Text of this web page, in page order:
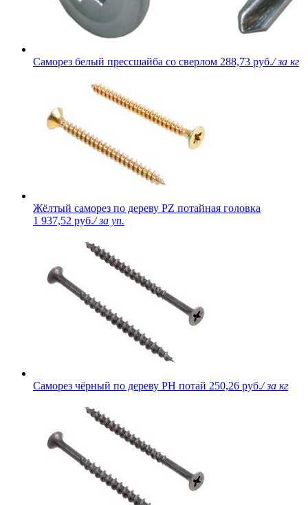
Саморез белый прессшайба со сверлом 288,73 руб./ за кг
Жёлтый саморез по дереву PZ потайная головка
1 937,52 руб./ за уп.
Саморез чёрный по дереву PH потай 250,26 руб./ за кг